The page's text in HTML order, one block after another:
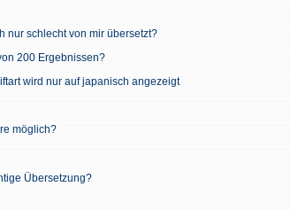
nur schlecht von mir übersetzt?
200 Ergebnissen?
wird nur auf japanisch angezeigt
möglich?
Übersetzung?